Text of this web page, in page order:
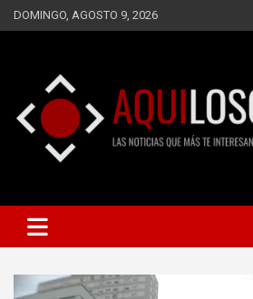
Saltar
al
DOMINGO, AGOSTO 9, 2026
AQUÍ LOS GREMIOS
INFORMACIÓN GREMIAL